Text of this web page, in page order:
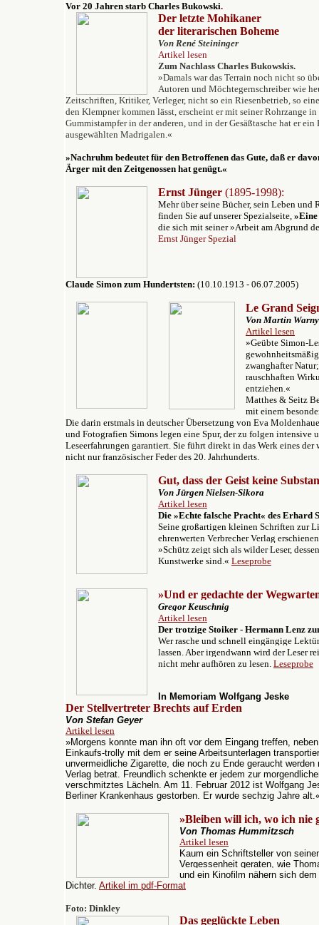
Vor 20 Jahren starb Charles Bukowski.
Der letzte Mohikaner
der literarischen Boheme
Von René Steininger
Artikel lesen
Zum Nachlass Charles Bukowskis.
»Damals war das Terrain noch nicht so
Autoren und Möchtegernschreiber wie
Zeitschriften, Kritiker, Verleger, nicht so ein Riesenbetrieb, so
den Klempner kommen lässt, erscheint er mit seiner Rohrzange
Gummistampfer in der anderen, und in der Gesäßtasche hat er
ausgewählten Madrigalen.«
»Nachruhm bedeutet für den Betroffenen das Gute, daß er
Ärger mit den Zeitgenossen hat genügt.«
Ernst Jünger (1895-1998):
Mehr über seine Bücher, sein Leben und
finden Sie auf unserer Spezialseite, »E
die sich mit seiner »Arbeit am Abgrund
Ernst Jünger Spezial
Claude Simon zum Hundertsten: (10.10.1913 - 06.07.2005)
Le Grand
Von Martin Warny
Artikel lesen
»Geübte Simon-
zwanghafter Na
rauschhaften
entziehen.«
Matthes & Seitz
mit einem
Die darin erstmals in deutscher Übersetzung von Eva
und Fotografien Simons legen eine Spur, der zu folgen intensive
Leseerfahrungen garantiert. Sie führt direkt in das Werk eines
nicht nur französischer Feder des 20. Jahrhunderts.
Gut, dass der Geist keine
Von Jürgen Nielsen-Sikora
Artikel lesen
Die »Echte falsche Pracht« des Erhard
Seine großartigen kleinen Schriften zur
ehrenwerten Verbrecher Verlag
»Schütz zeigt sich als wilder Leser,
Kunstwerke sind.« Leseprobe
»Und er gedachte der
Gregor Keuschnig
Artikel lesen
Der trotzige Stoiker - Hermann Lenz
Wer rasche und schnell eingängige
lassen. Aber irgendwann wird der Leser
nicht mehr aufhören zu lesen. Leseprobe
In Memoriam Wolfgang Jeske
Der Stellvertreter Brechts auf Erden
Von Stefan Geyer
Artikel lesen
»Morgens konnte man ihn oft vor dem Eingang treffen,
Einkaufs-trolly mit dem er seine Arbeitsunterlagen
unvermeidliche Zigarette, die noch zu Ende geraucht
Verlag betrat. Freundlich schenkte er jedem zur
verschmitztes Lächeln. Am 11. Februar 2012 ist Wolfgang
Berliner Krankenhaus gestorben. Er wurde sechzig Jahre alt.
»Bleiben will ich, wo ich nie
Von Thomas Hummitzsch
Artikel lesen
Kaum ein Schriftsteller von
Vergessenheit geraten, wie
und ein Kinofilm nähern sich
Dichter. Artikel im pdf-Format
Foto: Dinkley
Das geglückte Leben